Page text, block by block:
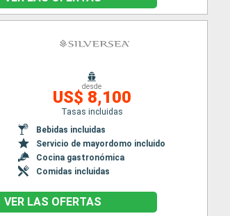
desde
US$ 8,100
Tasas incluidas
Bebidas incluidas
Servicio de mayordomo incluido
Cocina gastronómica
Comidas incluidas
VER LAS OFERTAS